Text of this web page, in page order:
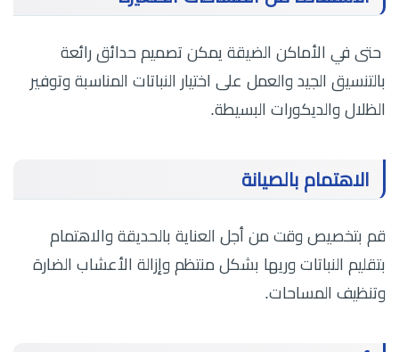
حتى في الأماكن الضيقة يمكن تصميم حدائق رائعة
بالتنسيق الجيد والعمل على اختيار النباتات المناسبة وتوفير
الظلال والديكورات البسيطة.
الاهتمام بالصيانة
قم بتخصيص وقت من أجل العناية بالحديقة والاهتمام
بتقليم النباتات وريها بشكل منتظم وإزالة الأعشاب الضارة
وتنظيف المساحات.